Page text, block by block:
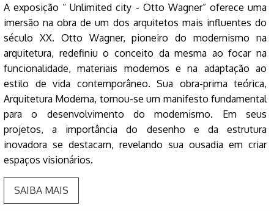
A exposição “ Unlimited city - Otto Wagner” oferece uma
imersão na obra de um dos arquitetos mais influentes do
século XX. Otto Wagner, pioneiro do modernismo na
arquitetura, redefiniu o conceito da mesma ao focar na
funcionalidade, materiais modernos e na adaptação ao
estilo de vida contemporâneo. Sua obra-prima teórica,
Arquitetura Moderna, tornou-se um manifesto fundamental
para o desenvolvimento do modernismo. Em seus
projetos, a importância do desenho e da estrutura
inovadora se destacam, revelando sua ousadia em criar
espaços visionários.
SAIBA MAIS